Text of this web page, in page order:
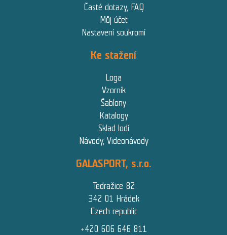
Časté dotazy, FAQ
Můj účet
Nastavení soukromí
Ke stažení
Loga
Vzorník
Šablony
Katalogy
Sklad lodí
Návody, Videonávody
GALASPORT, s.r.o.
Tedražice 82
342 01 Hrádek
Czech republic
+420 606 646 811